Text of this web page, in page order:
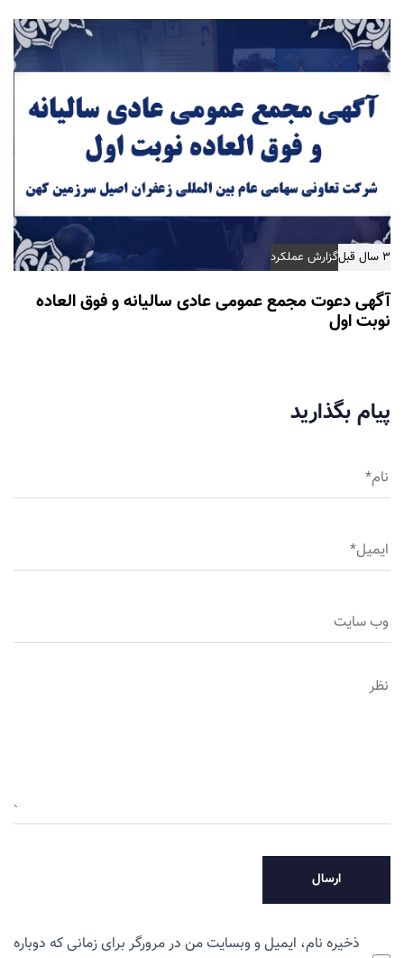
۳ سال قبل گزارش عملکرد
آگهی دعوت مجمع عمومی عادی سالیانه و فوق العاده
نوبت اول
پیام بگذارید
ذخیره نام، ایمیل و وبسایت من در مرورگر برای زمانی که دوباره